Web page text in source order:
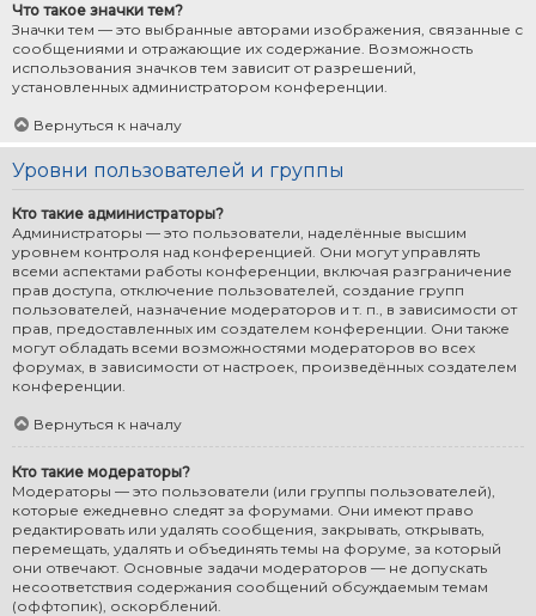
Что такое значки тем?
Значки тем — это выбранные авторами изображения, связанные с
сообщениями и отражающие их содержание. Возможность
использования значков тем зависит от разрешений,
установленных администратором конференции.
Вернуться к началу
Уровни пользователей и группы
Кто такие администраторы?
Администраторы — это пользователи, наделённые высшим
уровнем контроля над конференцией. Они могут управлять
всеми аспектами работы конференции, включая разграничение
прав доступа, отключение пользователей, создание групп
пользователей, назначение модераторов и т. п., в зависимости от
прав, предоставленных им создателем конференции. Они также
могут обладать всеми возможностями модераторов во всех
форумах, в зависимости от настроек, произведённых создателем
конференции.
Вернуться к началу
Кто такие модераторы?
Модераторы — это пользователи (или группы пользователей),
которые ежедневно следят за форумами. Они имеют право
редактировать или удалять сообщения, закрывать, открывать,
перемещать, удалять и объединять темы на форуме, за который
они отвечают. Основные задачи модераторов — не допускать
несоответствия содержания сообщений обсуждаемым темам
(оффтопик), оскорблений.